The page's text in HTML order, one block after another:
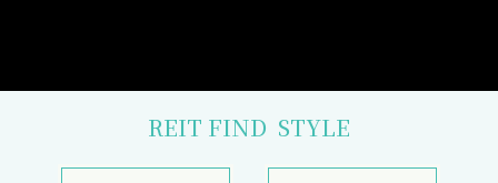
REIT FIND STYLE